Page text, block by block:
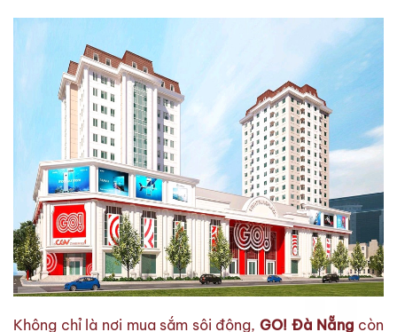
Không chỉ là nơi mua sắm sôi động,GO! Đà Nẵng còn